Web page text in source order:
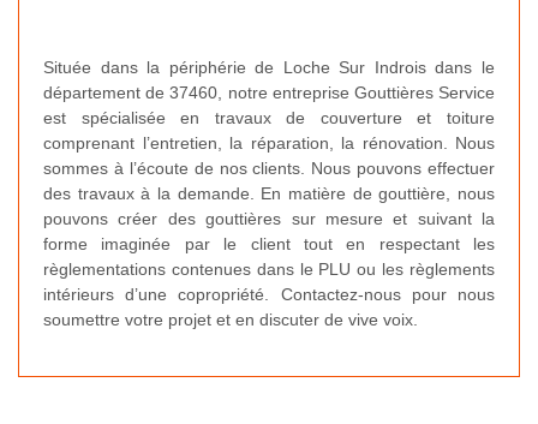
Située dans la périphérie de Loche Sur Indrois dans le
département de 37460, notre entreprise Gouttières Service
est spécialisée en travaux de couverture et toiture
comprenant l’entretien, la réparation, la rénovation. Nous
sommes à l’écoute de nos clients. Nous pouvons effectuer
des travaux à la demande. En matière de gouttière, nous
pouvons créer des gouttières sur mesure et suivant la
forme imaginée par le client tout en respectant les
règlementations contenues dans le PLU ou les règlements
intérieurs d’une copropriété. Contactez-nous pour nous
soumettre votre projet et en discuter de vive voix.